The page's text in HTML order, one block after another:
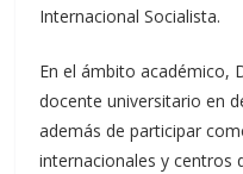
Internacional Socialista.
En el ámbito académico,
docente universitario en
además de participar
internacionales y centros